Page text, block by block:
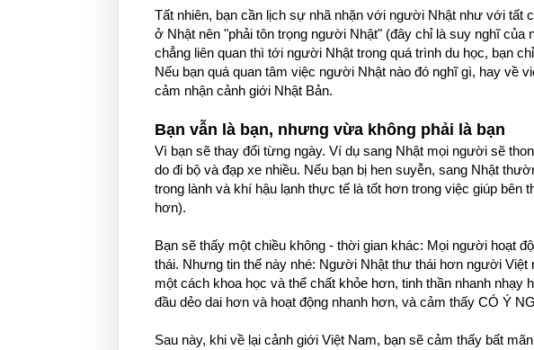
Tất nhiên, bạn cần lịch sự nhã nhặn với người Nhật như với tất
ở Nhật nên "phải tôn trọng người Nhật" (đây chỉ là suy nghĩ
chẳng liên quan thì tới người Nhật trong quá trình du học, bạn
Nếu bạn quá quan tâm việc người Nhật nào đó nghĩ gì, hay về
cảm nhận cảnh giới Nhật Bản.
Bạn vẫn là bạn, nhưng vừa không phải là bạn
Vì bạn sẽ thay đổi từng ngày. Ví dụ sang Nhật mọi người sẽ
do đi bộ và đạp xe nhiều. Nếu bạn bị hen suyễn, sang Nhật
trong lành và khí hậu lạnh thực tế là tốt hơn trong việc giúp bên
hơn).
Bạn sẽ thấy một chiều không - thời gian khác: Mọi người hoạt
thái. Nhưng tin thế này nhé: Người Nhật thư thái hơn người Việt
một cách khoa học và thể chất khỏe hơn, tinh thần nhanh nhạy
đầu dẻo dai hơn và hoạt động nhanh hơn, và cảm thấy CÓ Ý
Sau này, khi về lại cảnh giới Việt Nam, bạn sẽ cảm thấy bất